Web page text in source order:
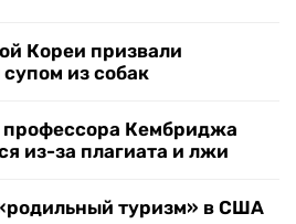
Кореи призвали
из собак
профессора Кембриджа
из-за плагиата и лжи
туризм» в США